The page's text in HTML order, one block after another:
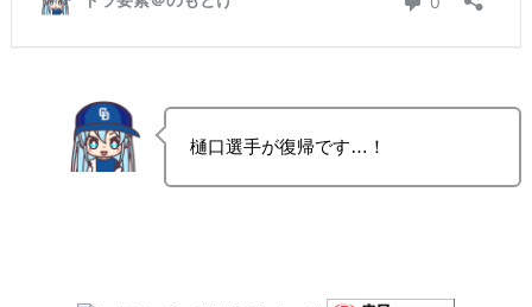
樋口選手が復帰です…！